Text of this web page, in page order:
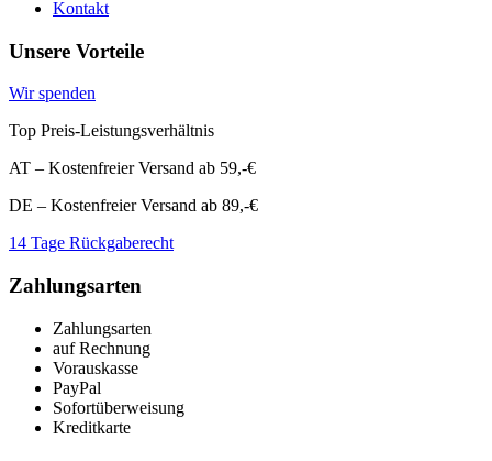
Kontakt
Unsere Vorteile
Wir spenden
Top Preis-Leistungsverhältnis
AT – Kostenfreier Versand ab 59,-€
DE – Kostenfreier Versand ab 89,-€
14 Tage Rückgaberecht
Zahlungsarten
Zahlungsarten
auf Rechnung
Vorauskasse
PayPal
Sofortüberweisung
Kreditkarte